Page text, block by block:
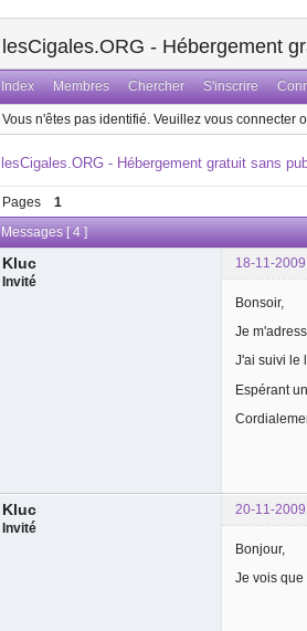
lesCigales.ORG - Hébergement
Index Membres Chercher S'inscrire
Vous n'êtes pas identifié. Veuillez vous connecter
lesCigales.ORG - Hébergement gratuit sans
Pages 1
Messages [ 4 ]
Kluc
18-11-
Invité
Bonsoir,
Je
J'ai suivi le
Espérant
Kluc
20-11-
Invité
Bonjour,
Je vois que